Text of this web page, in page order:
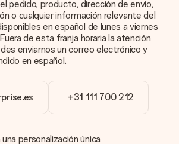
la calidad por ti.
cargar?
JPG y PNG en nuestro editor. ¿Es
o tienes una imagen de un formato
usar? Ponte en contacto con
para que puedas crear el regalo que
pedido, producto, dirección de envío,
o cualquier información relevante del
en español de lunes a viernes
de esta franja horaria la atención
enviarnos un correo electrónico y
en español.
+31 111 700 212
personalización única